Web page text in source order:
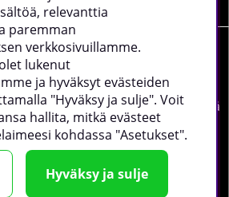
Käytämme evästeitä -lue lisää
täältä.
relevanttia
paremman
verkkosivuillamme.
lukenut
ja hyväksyt evästeiden
"Hyväksy ja sulje". Voit
hallita, mitkä evästeet
kohdassa "Asetukset".
Hyväksy ja sulje